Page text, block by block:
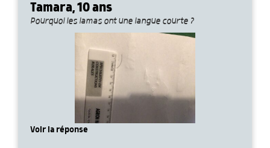
Tamara, 10 ans
Pourquoi les lamas ont une langue courte ?
Voir la réponse